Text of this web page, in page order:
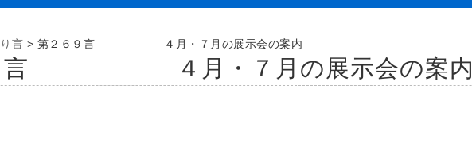
言 > 第２６９言 ４月・７月の展示会の案内
言 ４月・７月の展示会の案内